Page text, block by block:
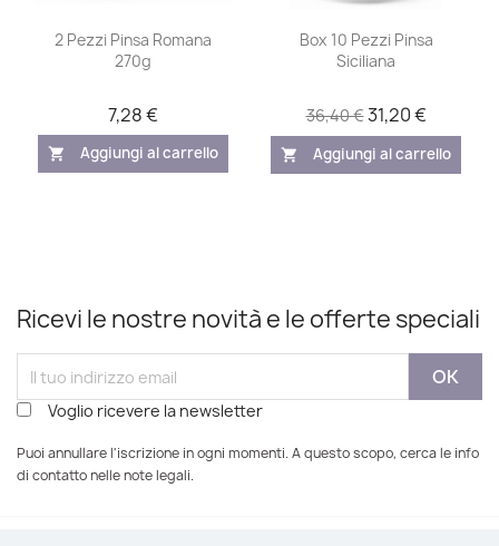
2 Pezzi Pinsa Romana
270g
7,28 €
shopping_cart Aggiungi al carrello
Box 10 Pezzi Pinsa
Siciliana
36,40 €31,20 €
shopping_cart Aggiungi al carrello
Ricevi le nostre novità e le offerte speciali
Voglio ricevere la newsletter
Puoi annullare l'iscrizione in ogni momenti. A questo scopo, cerca le info
di contatto nelle note legali.